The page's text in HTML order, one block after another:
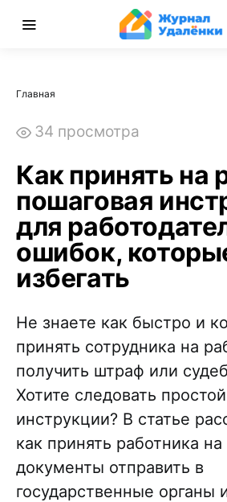
Главная
34 просмотра
Как принять на
пошаговая
для
ошибок,
избегать
Не знаете как быстро и
принять сотрудника на
получить штраф или
Хотите следовать
инструкции? В статье
как принять работника
документы отправить в
государственные органы